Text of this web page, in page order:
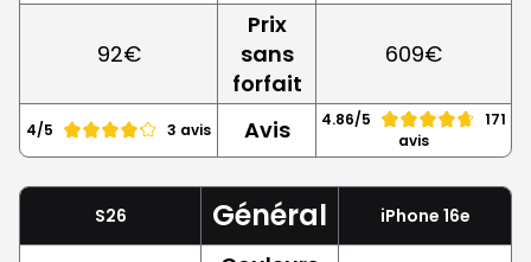
92€
Prix
sans
forfait
609€
4/5 3 avis Avis 4.86/5
171
avis
S26 Général iPhone 16e